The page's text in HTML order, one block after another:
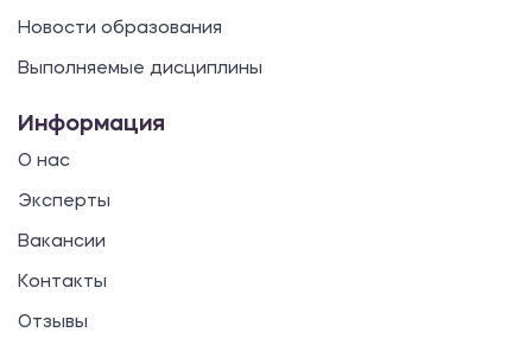
Новости образования
Выполняемые дисциплины
Информация
О нас
Эксперты
Вакансии
Контакты
Отзывы